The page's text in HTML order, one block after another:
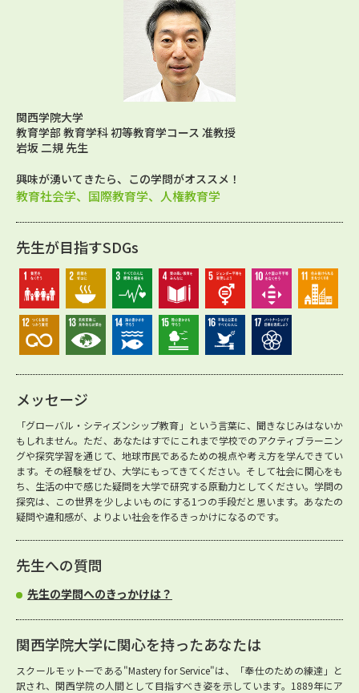
関西学院大学
教育学部 教育学科 初等教育学コース 准教授
岩坂 二規 先生
興味が湧いてきたら、この学問がオススメ！
教育社会学、国際教育学、人権教育学
先生が目指すSDGs
メッセージ
「グローバル・シティズンシップ教育」という言葉に、聞きなじみはないか
もしれません。ただ、あなたはすでにこれまで学校でのアクティブラーニン
グや探究学習を通じて、地球市民であるための視点や考え方を学んできてい
ます。その経験をぜひ、大学にもってきてください。そして社会に関心をも
ち、生活の中で感じた疑問を大学で研究する原動力としてください。学問の
探究は、この世界を少しよいものにする1つの手段だと思います。あなたの
疑問や違和感が、よりよい社会を作るきっかけになるのです。
先生への質問
先生の学問へのきっかけは？
関西学院大学に関心を持ったあなたは
スクールモットーである"Mastery for Service"は、「奉仕のための練達」と
訳され、関西学院の人間として目指すべき姿を示しています。1889年にア